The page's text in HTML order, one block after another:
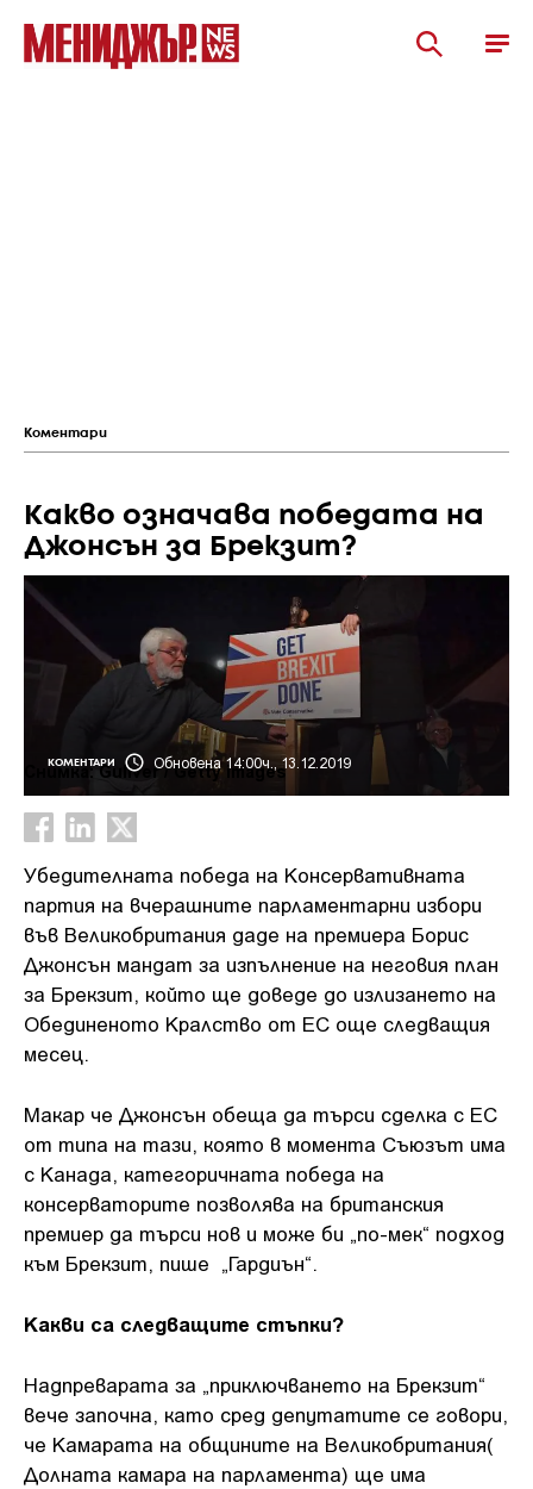
Коментари
Какво означава победата на
Джонсън за Брекзит?
КОМЕНТАРИ Обновена 14:00ч., 13.12.2019
Снимка: Guliver / Getty images
Убедителната победа на Консервативната
партия на вчерашните парламентарни избори
във Великобритания даде на премиера Борис
Джонсън мандат за изпълнение на неговия план
за Брекзит, който ще доведе до излизането на
Обединеното Кралство от ЕС още следващия
месец.
Макар че Джонсън обеща да търси сделка с ЕС
от типа на тази, която в момента Съюзът има
с Канада, категоричната победа на
консерваторите позволява на британския
премиер да търси нов и може би „по-мек“ подход
към Брекзит, пише „Гардиън“.
Какви са следващите стъпки?
Надпреварата за „приключването на Брекзит“
вече започна, като сред депутатите се говори,
че Камарата на общините на Великобритания(
Долната камара на парламента) ще има